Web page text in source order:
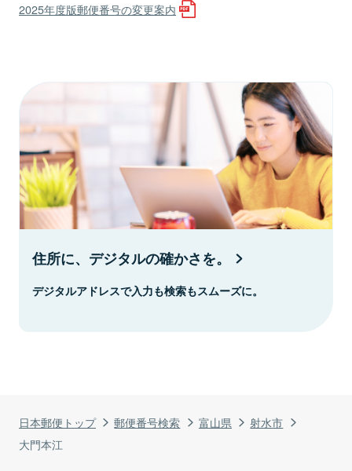
日本郵便トップ 郵便番号検索 富山県
射水市
大門本江
2025年度版郵便番号の変更案内
住所に、デジタルの確かさを。
デジタルアドレスで入力も検索もスムーズに。